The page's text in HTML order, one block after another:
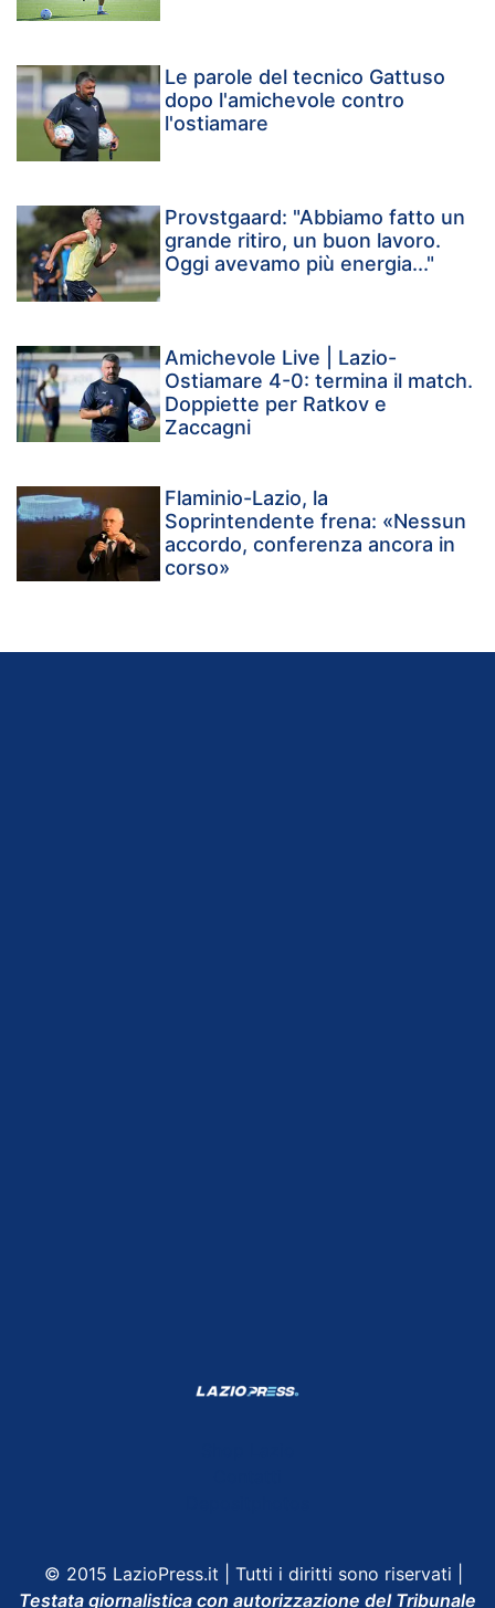
Le parole del tecnico Gattuso
dopo l'amichevole contro
l'ostiamare
Provstgaard: "Abbiamo fatto un
grande ritiro, un buon lavoro.
Oggi avevamo più energia..."
Amichevole Live | Lazio-
Ostiamare 4-0: termina il match.
Doppiette per Ratkov e
Zaccagni
Flaminio-Lazio, la
Soprintendente frena: «Nessun
accordo, conferenza ancora in
corso»
© 2015 LazioPress.it | Tutti i diritti sono riservati |
Testata giornalistica con autorizzazione del Tribunale